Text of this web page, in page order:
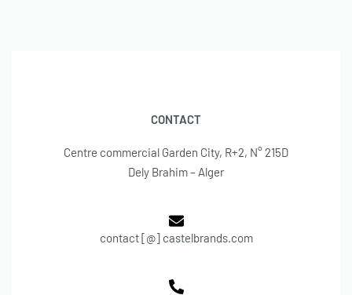
CONTACT
Centre commercial Garden City, R+2, N° 215D
Dely Brahim – Alger
contact [@] castelbrands.com